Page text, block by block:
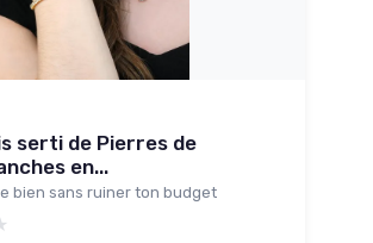
serti de Pierres de
en...
bien sans ruiner ton budget